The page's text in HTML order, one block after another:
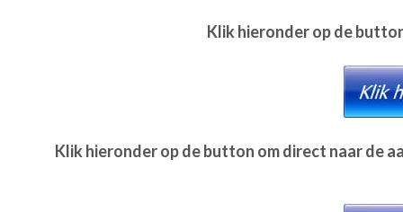
Klik hieronder op de
Klik hieronder op de button om direct naar de